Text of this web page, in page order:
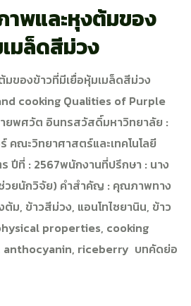
พและหุงต้มของ
มล็ดสีม่วง
ของข้าวที่มีเยื่อหุ้มเมล็ดสีม่วง
cooking Qualities of Purple
ยพศวัต อินทรสวัสดิ์มหาวิทยาลัย :
คณะวิทยาศาสตร์และเทคโนโลยี
ร ปีที่ : 2567พนักงานที่ปรึกษา : นาง
ยนักวิจัย) คำสำคัญ : คุณภาพทาง
, ข้าวสีม่วง, แอนโทไซยานิน, ข้าว
properties, cooking
anthocyanin, riceberry บทคัดย่อ